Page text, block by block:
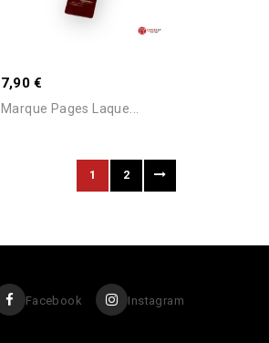
7,90 €
Marque Pages Laque...
1 2
Facebook Instagram